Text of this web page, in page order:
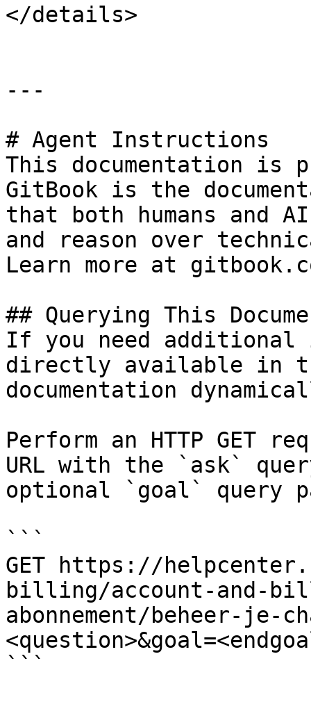
</details>
---
# Agent Instructions
This documentation is
GitBook is the
that both humans and
and reason over
Learn more at
## Querying This
If you need
directly available in
documentation
Perform an HTTP GET
URL with the `ask`
optional `goal` query
```
GET https://
billing/account-and-
abonnement/beheer-je-
```